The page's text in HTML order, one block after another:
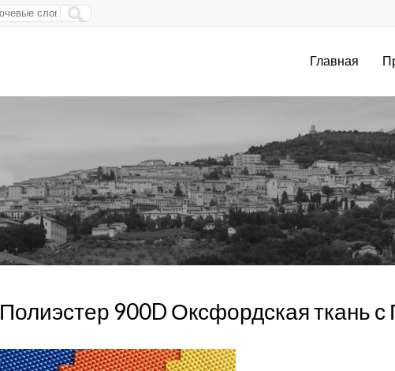
Главная
Полиэстер 900D Оксфордская ткань